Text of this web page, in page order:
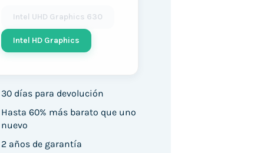
Intel UHD Graphics 630
Intel HD Graphics
30 días para devolución
Hasta 60% más barato que uno
nuevo
2 años de garantía